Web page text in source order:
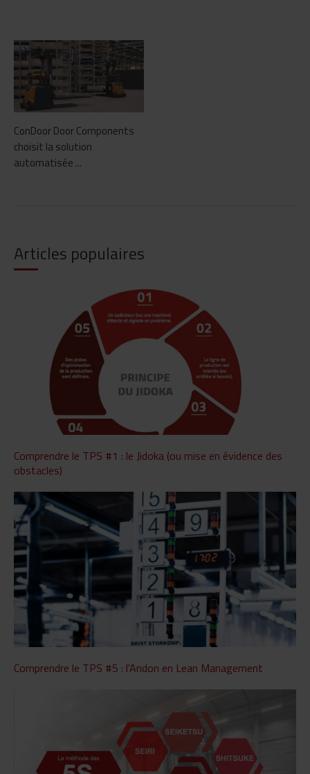
ConDoor Door Components
choisit la solution
automatisée ...
Articles populaires
Comprendre le TPS #1 : le Jidoka (ou mise en évidence des
obstacles)
Comprendre le TPS #5 : l'Andon en Lean Management